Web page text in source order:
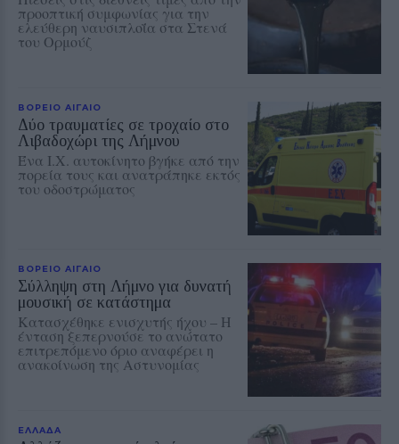
προοπτική συμφωνίας για την
ελεύθερη ναυσιπλοΐα στα Στενά
του Ορμούζ
ΒΟΡΕΙΟ ΑΙΓΑΙΟ
Δύο τραυματίες σε τροχαίο στο
Λιβαδοχώρι της Λήμνου
Ένα Ι.Χ. αυτοκίνητο βγήκε από την
πορεία τους και ανατράπηκε εκτός
του οδοστρώματος
ΒΟΡΕΙΟ ΑΙΓΑΙΟ
Σύλληψη στη Λήμνο για δυνατή
μουσική σε κατάστημα
Κατασχέθηκε ενισχυτής ήχου – Η
ένταση ξεπερνούσε το ανώτατο
επιτρεπόμενο όριο αναφέρει η
ανακοίνωση της Αστυνομίας
ΕΛΛΑΔΑ